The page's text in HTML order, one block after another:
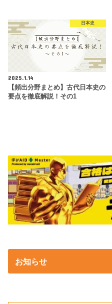
日本史
2025.1.14
【頻出分野まとめ】古代日本史の
要点を徹底解説！その1
お知らせ